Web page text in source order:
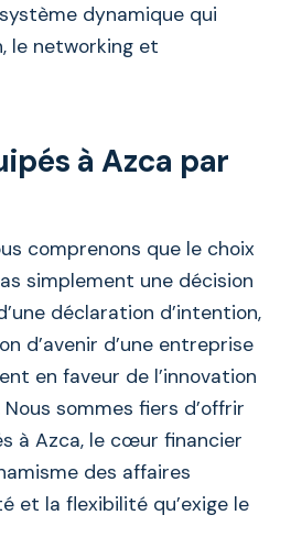
dynamique qui
le networking et
à Azca par
comprenons que le choix
simplement une décision
déclaration d’intention,
d’avenir d’une entreprise
en faveur de l’innovation
sommes fiers d’offrir
à Azca, le cœur financier
des affaires
et la flexibilité qu’exige le